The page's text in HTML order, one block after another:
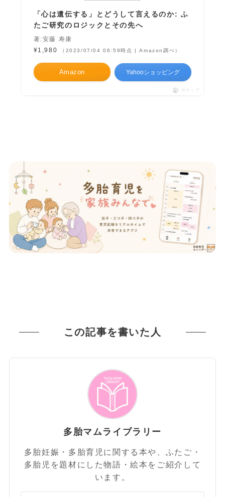
「心は遺伝する」とどうして言えるのか: ふ
たご研究のロジックとその先へ
著:安藤 寿康
¥1,980
（2023/07/04 06:59時点 | Amazon調べ）
Amazon Yahooショッピング
ポチップ
この記事を書いた人
多胎マムライブラリー
多胎妊娠・多胎育児に関する本や、ふたご・
多胎児を題材にした物語・絵本をご紹介して
います。